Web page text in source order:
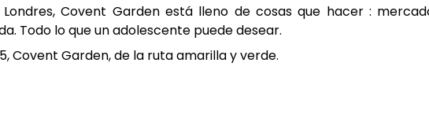
Covent Garden está lleno de cosas que hacer :
Todo lo que un adolescente puede desear.
Covent Garden, de la ruta amarilla y verde.